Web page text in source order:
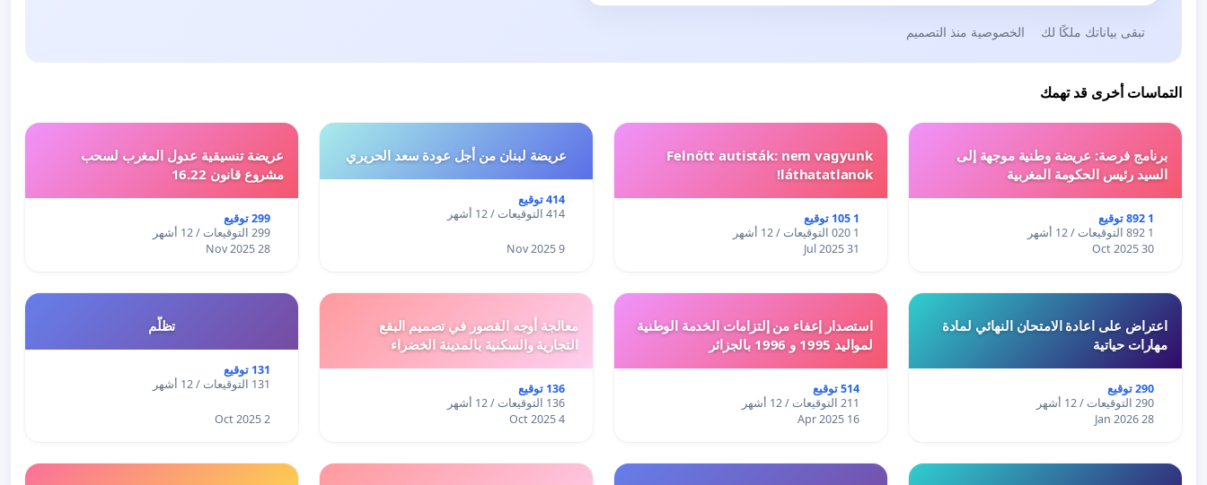
تبقى بياناتك ملكًا لك الخصوصية منذ التصميم
التماسات أخرى قد تهمك
برنامج فرصة: عريضة وطنية موجهة إلى
السيد رئيس الحكومة المغربية
1 892 توقيع
1 892 التوقيعات / 12 أشهر
30 Oct 2025
Felnőtt autisták: nem vagyunk
láthatatlanok!
1 105 توقيع
1 020 التوقيعات / 12 أشهر
31 Jul 2025
عريضة لبنان من أجل عودة سعد الحريري
414 توقيع
414 التوقيعات / 12 أشهر
9 Nov 2025
عريضة تنسيقية عدول المغرب لسحب
مشروع قانون 16.22
299 توقيع
299 التوقيعات / 12 أشهر
28 Nov 2025
اعتراض على اعادة الامتحان النهائي لمادة
مهارات حياتية
290 توقيع
290 التوقيعات / 12 أشهر
28 Jan 2026
استصدار إعفاء من إلتزامات الخدمة الوطنية
لمواليد 1995 و 1996 بالجزائر
514 توقيع
211 التوقيعات / 12 أشهر
16 Apr 2025
معالجة أوجه القصور في تصميم البقع
التجارية والسكنية بالمدينة الخضراء
136 توقيع
136 التوقيعات / 12 أشهر
4 Oct 2025
تظلّم
131 توقيع
131 التوقيعات / 12 أشهر
2 Oct 2025